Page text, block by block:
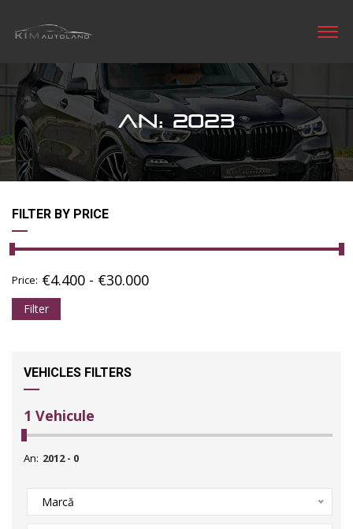
AN: 2023
FILTER BY PRICE
Price: €4.400 - €30.000
Filter
VEHICLES FILTERS
1 Vehicule
An:
Marcă